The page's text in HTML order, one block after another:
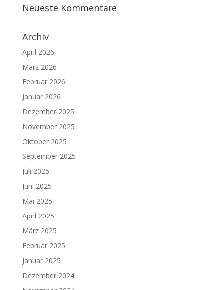
Neueste Kommentare
Archiv
April 2026
März 2026
Februar 2026
Januar 2026
Dezember 2025
November 2025
Oktober 2025
September 2025
Juli 2025
Juni 2025
Mai 2025
April 2025
März 2025
Februar 2025
Januar 2025
Dezember 2024